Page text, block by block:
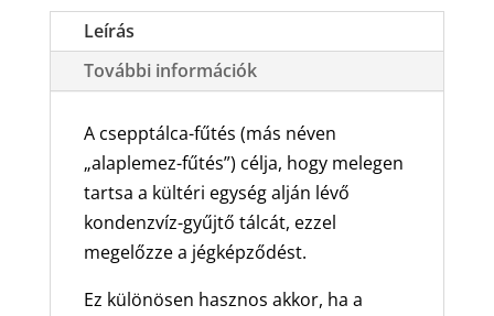
split
klíma
csomag
mennyiség
Leírás
További információk
A csepptálca-fűtés (más néven
„alaplemez-fűtés”) célja, hogy melegen
tartsa a kültéri egység alján lévő
kondenzvíz-gyűjtő tálcát, ezzel
megelőzze a jégképződést.
Ez különösen hasznos akkor, ha a